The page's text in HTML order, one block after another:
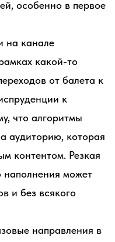
особенно в первое
на канале
какой-то
от балета к
к
что алгоритмы
аудиторию, которая
контентом. Резкая
может
и без всякого
направления в